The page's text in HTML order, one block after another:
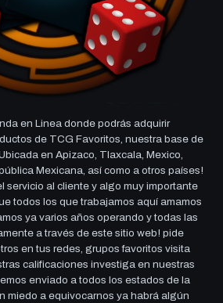
en Linea donde podrás adquirir
de TCG Favoritos, nuestra base de
en Apizaco, Tlaxcala, Mexico,
Mexicana, así como a otros países!
servicio al cliente y algo muy importante
todos los que trabajamos aquí amamos
ya varios años operando y todas las
a través de este sitio web! pide
en tus redes, grupos favoritos visita
calificaciones investiga en nuestras
enviado a todos los estados de la
miedo a equivocarnos ya habrá algún